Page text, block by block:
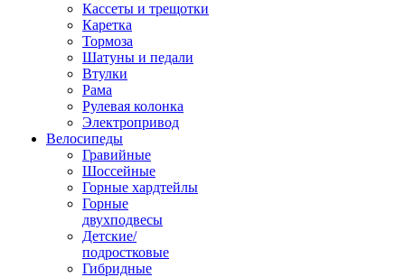
Кассеты и трещотки
Каретка
Тормоза
Шатуны и педали
Втулки
Рама
Рулевая колонка
Электропривод
Велосипеды
Гравийные
Шоссейные
Горные хардтейлы
Горные
двухподвесы
Детские/
подростковые
Гибридные